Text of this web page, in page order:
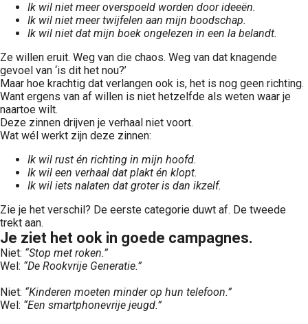
Ik wil niet meer overspoeld worden door ideeën.
Ik wil niet meer twijfelen aan mijn boodschap.
Ik wil niet dat mijn boek ongelezen in een la belandt.
Ze willen eruit. Weg van die chaos. Weg van dat knagende
gevoel van ‘is dit het nou?’
Maar hoe krachtig dat verlangen ook is, het is nog geen richting.
Want ergens van af willen is niet hetzelfde als weten waar je
naartoe wilt.
Deze zinnen drijven je verhaal niet voort.
Wat wél werkt zijn deze zinnen:
Ik wil rust én richting in mijn hoofd.
Ik wil een verhaal dat plakt én klopt.
Ik wil iets nalaten dat groter is dan ikzelf.
Zie je het verschil? De eerste categorie duwt af. De tweede
trekt aan.
Je ziet het ook in goede campagnes.
Niet: “Stop met roken.”
Wel: “De Rookvrije Generatie.”
Niet: “Kinderen moeten minder op hun telefoon.”
Wel: “Een smartphonevrije jeugd.”